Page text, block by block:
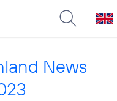
News